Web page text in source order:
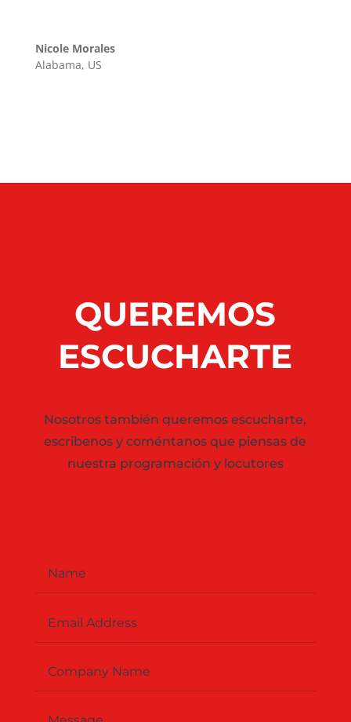
Nicole Morales
Alabama, US
QUEREMOS
ESCUCHARTE
Nosotros también queremos escucharte,
escribenos y coméntanos que piensas de
nuestra programación y locutores